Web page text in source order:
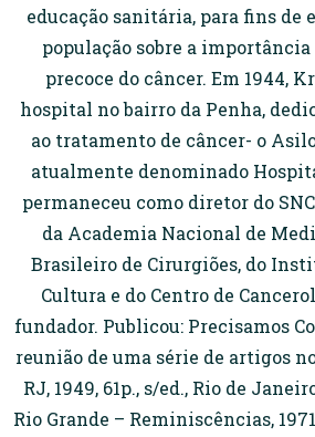
educação sanitária, para fins de
população sobre a
precoce do câncer. Em 1944,
hospital no bairro da Penha,
ao tratamento de câncer- o
atualmente denominado
permaneceu como diretor do
da Academia Nacional de
Brasileiro de Cirurgiões, do
Cultura e do Centro de
fundador. Publicou: Precisamos
reunião de uma série de artigos
RJ, 1949, 61p., s/ed., Rio de
Rio Grande – Reminiscências,